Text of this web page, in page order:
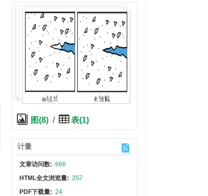
图(8) / 表(1)
计量
文章访问数: 666
HTML全文浏览量: 257
PDF下载量: 24